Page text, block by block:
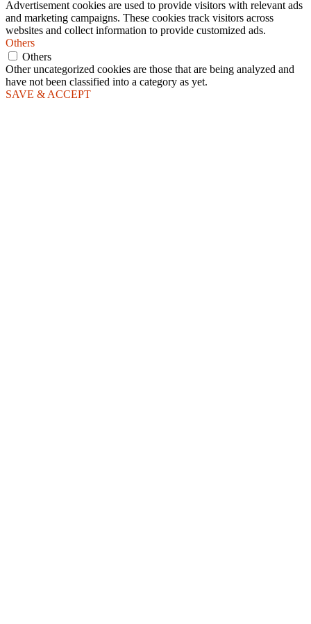
Advertisement cookies are used to provide visitors with relevant ads
and marketing campaigns. These cookies track visitors across
websites and collect information to provide customized ads.
Others
Others
Other uncategorized cookies are those that are being analyzed and
have not been classified into a category as yet.
SAVE & ACCEPT